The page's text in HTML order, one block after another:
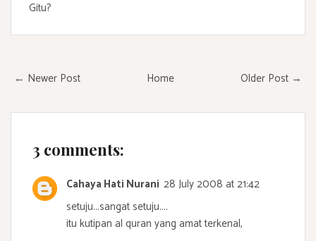
Gitu?
← Newer Post Older Post →
Home
3 comments:
Cahaya Hati Nurani 28 July 2008 at 21:42
setuju...sangat setuju....
itu kutipan al quran yang amat terkenal,